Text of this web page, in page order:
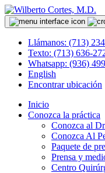
Llámanos: (713)
Texto: (713) 636-
Whatsapp: (936)
English
Encontrar ubicación
Inicio
Conozca la práctica
Conozca al
Conozca Al
Paquete de
Prensa y
Centro